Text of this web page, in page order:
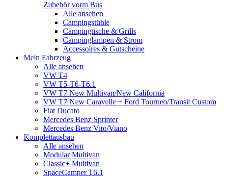
Zubehör vorm Bus
Alle ansehen
Campingstühle
Campingtische & Grills
Campinglampen & Strom
Accessoires & Gutscheine
Mein Fahrzeug
Alle ansehen
VW T4
VW T5-T6-T6.1
VW T7 New Multivan/New California
VW T7 New Caravelle + Ford Tourneo/Transit Custom
Fiat Ducato
Mercedes Benz Sprinter
Mercedes Benz Vito/Viano
Komplettausbau
Alle ansehen
Modular Multivan
Classic+ Multivan
SpaceCamper T6.1